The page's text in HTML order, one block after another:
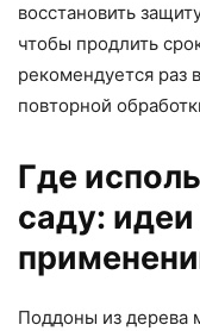
восстановить
чтобы продлить
рекомендуется раз
повторной
Где
саду:
Поддоны из дерева